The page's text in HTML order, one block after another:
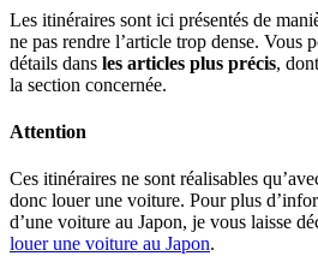
Les itinéraires sont ici présentés de
ne pas rendre l’article trop dense. Vous
détails dans les articles plus précis,
la section concernée.
Attention
Ces itinéraires ne sont réalisables
donc louer une voiture. Pour plus
d’une voiture au Japon, je vous laisse
louer une voiture au Japon.